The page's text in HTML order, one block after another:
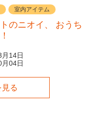
室内アイテム
のニオイ、 おうち
14日
04日
る